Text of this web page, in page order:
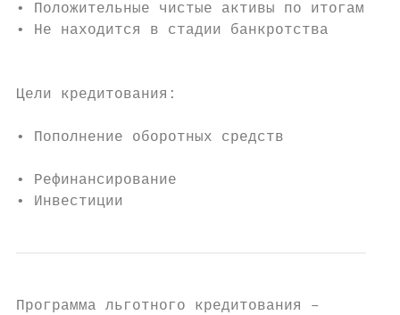
• Положительные чистые активы по
• Не находится в стадии
Цели кредитования:
• Пополнение оборотных средств
• Рефинансирование
• Инвестиции
Программа льготного кредитования –